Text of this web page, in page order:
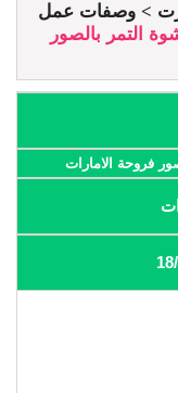
وصفات عمل
التمر بالصور
فروحة الامارات